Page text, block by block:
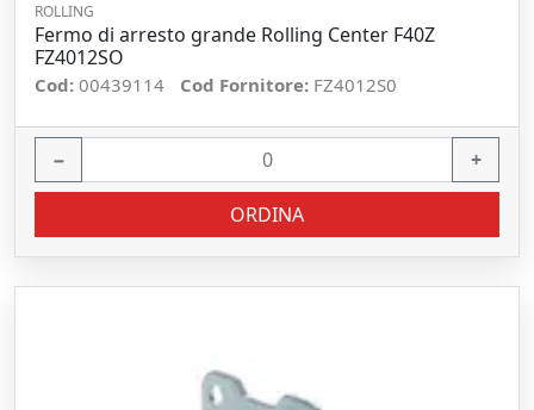
ROLLING
Fermo di arresto grande Rolling Center F40Z
FZ4012SO
Cod: 00439114 Cod Fornitore: FZ4012S0
− +
ORDINA